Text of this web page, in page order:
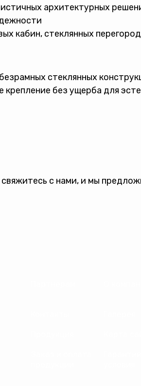
архитектурных
кабин, стеклянных
стеклянных
без ущерба для
с нами, и мы